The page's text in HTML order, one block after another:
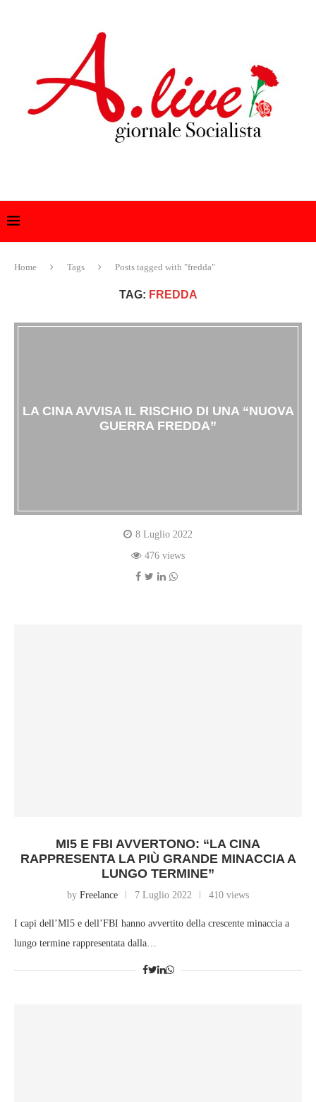
Home Tags Posts tagged with "fredda"
TAG: FREDDA
LA CINA AVVISA IL RISCHIO DI UNA “NUOVA
GUERRA FREDDA”
8 Luglio 2022
476 views
MI5 E FBI AVVERTONO: “LA CINA
RAPPRESENTA LA PIÙ GRANDE MINACCIA A
LUNGO TERMINE”
by Freelance 7 Luglio 2022 410 views
I capi dell’MI5 e dell’FBI hanno avvertito della crescente minaccia a
lungo termine rappresentata dalla…